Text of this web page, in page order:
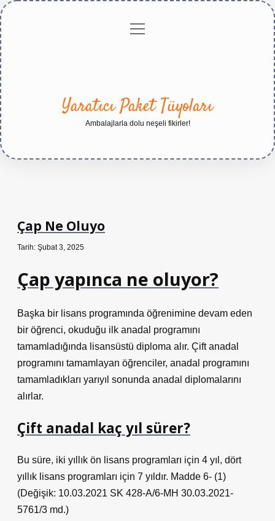
Gizlilikmenüyü
Yaratıcı Paket Tüyoları
Ambalajlarla dolu neşeli fikirler!
Çap Ne Oluyo
Tarih: Şubat 3, 2025
Çap yapınca ne oluyor?
Başka bir lisans programında öğrenimine devam eden
bir öğrenci, okuduğu ilk anadal programını
tamamladığında lisansüstü diploma alır. Çift anadal
programını tamamlayan öğrenciler, anadal programını
tamamladıkları yarıyıl sonunda anadal diplomalarını
alırlar.
Çift anadal kaç yıl sürer?
Bu süre, iki yıllık ön lisans programları için 4 yıl, dört
yıllık lisans programları için 7 yıldır. Madde 6- (1)
(Değişik: 10.03.2021 SK 428-A/6-MH 30.03.2021-
5761/3 md.)